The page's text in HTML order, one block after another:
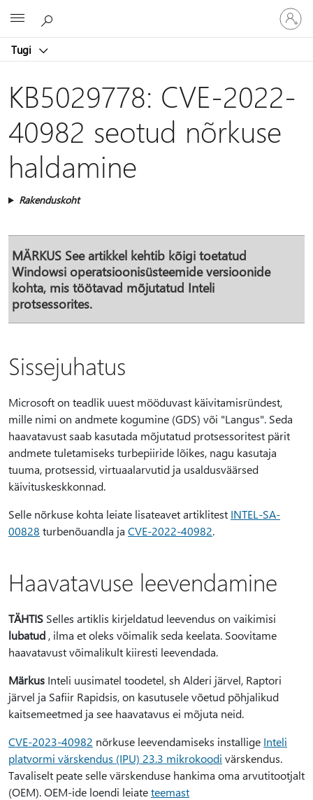
Tugi
Logige
sisse
oma
KB5029778: CVE-2022-
40982 seotud nõrkuse
haldamine
Rakenduskoht
MÄRKUS See artikkel kehtib kõigi toetatud
Windowsi operatsioonisüsteemide versioonide
kohta, mis töötavad mõjutatud Inteli
protsessorites.
Sissejuhatus
Microsoft on teadlik uuest mööduvast käivitamisründest,
mille nimi on andmete kogumine (GDS) või "Langus". Seda
haavatavust saab kasutada mõjutatud protsessoritest pärit
andmete tuletamiseks turbepiiride lõikes, nagu kasutaja
tuuma, protsessid, virtuaalarvutid ja usaldusväärsed
käivituskeskkonnad.
Selle nõrkuse kohta leiate lisateavet artiklitest INTEL-SA-
00828 turbenõuandla ja CVE-2022-40982.
Haavatavuse leevendamine
TÄHTIS Selles artiklis kirjeldatud leevendus on vaikimisi
lubatud , ilma et oleks võimalik seda keelata. Soovitame
haavatavust võimalikult kiiresti leevendada.
Märkus Inteli uusimatel toodetel, sh Alderi järvel, Raptori
järvel ja Safiir Rapidsis, on kasutusele võetud põhjalikud
kaitsemeetmed ja see haavatavus ei mõjuta neid.
CVE-2023-40982 nõrkuse leevendamiseks installige Inteli
platvormi värskendus (IPU) 23.3 mikrokoodi värskendus.
Tavaliselt peate selle värskenduse hankima oma arvutitootjalt
(OEM). OEM-ide loendi leiateteemast